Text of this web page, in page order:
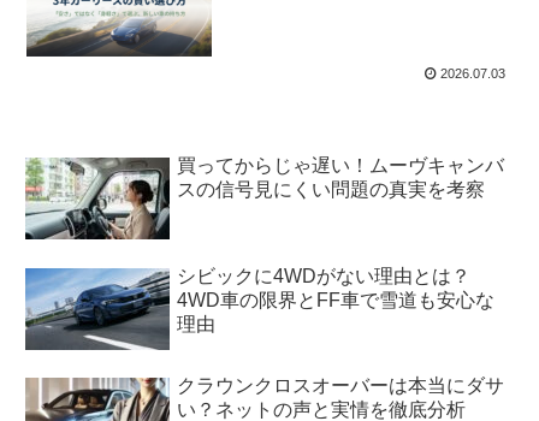
2026.07.03
買ってからじゃ遅い！ムーヴキャンバ
スの信号見にくい問題の真実を考察
シビックに4WDがない理由とは？
4WD車の限界とFF車で雪道も安心な
理由
クラウンクロスオーバーは本当にダサ
い？ネットの声と実情を徹底分析